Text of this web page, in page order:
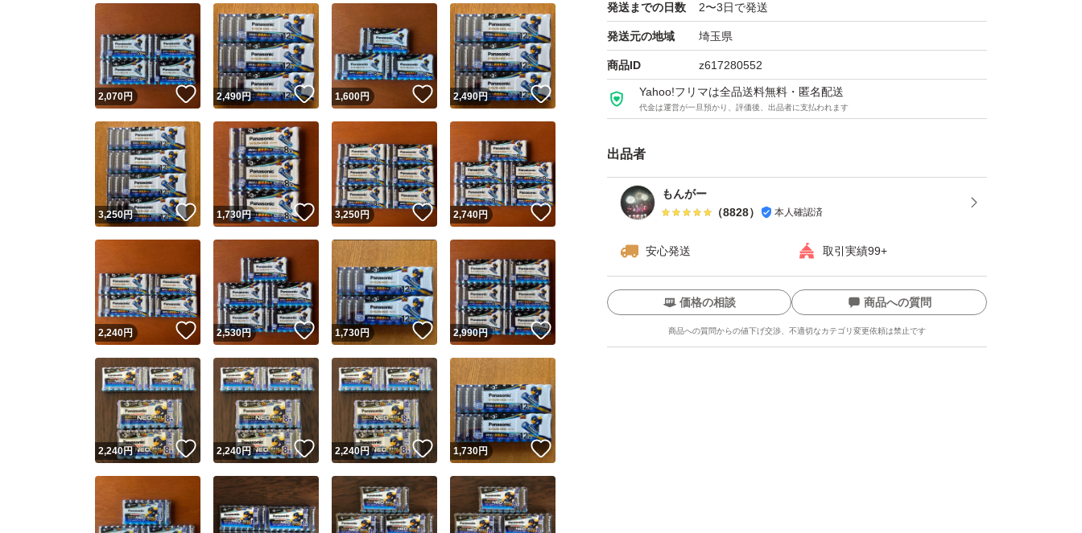
発送までの日数 2〜3日で発送
発送元の地域 埼玉県
商品ID z617280552
Yahoo!フリマは全品送料無料・匿名配送
代金は運営が一旦預かり、評価後、出品者に支払われます
出品者
もんがー
（8828） 本人確認済
安心発送 取引実績99+
ユーザーの実績について
Yahoo!フリマが定めた一定の基準を満たしたユーザーにバッジを付与しています
安心取引出品者
価格の相談 商品への質問
商品への質問からの値下げ交渉、不適切なカテゴリ変更依頼は禁止です
この商品の情報をコピーします
2,070円 いいね！
2,490円 いいね！
1,600円 いいね！
2,490円
3,250円 いいね！
1,730円 いいね！
3,250円 いいね！
2,740円
2,240円 いいね！
2,530円 いいね！
1,730円 いいね！
2,990円
2,240円 いいね！
2,240円 いいね！
2,240円 いいね！
1,730円